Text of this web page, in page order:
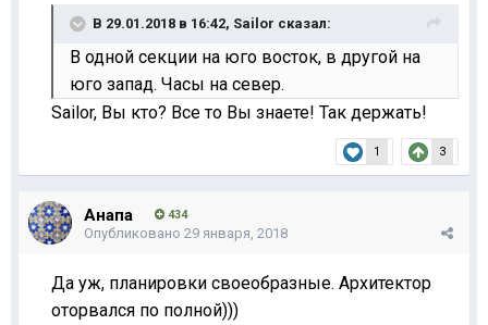
В 29.01.2018 в 16:42, Sailor сказал:
В одной секции на юго восток, в другой на
юго запад. Часы на север.
Sailor, Вы кто? Все то Вы знаете! Так держать!
1 3
Анапа 434
Опубликовано 29 января, 2018
Да уж, планировки своеобразные. Архитектор
оторвался по полной)))